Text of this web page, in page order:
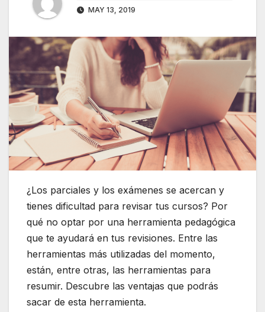
MAY 13, 2019
¿Los parciales y los exámenes se acercan y
tienes dificultad para revisar tus cursos? Por
qué no optar por una herramienta pedagógica
que te ayudará en tus revisiones. Entre las
herramientas más utilizadas del momento,
están, entre otras, las herramientas para
resumir. Descubre las ventajas que podrás
sacar de esta herramienta.